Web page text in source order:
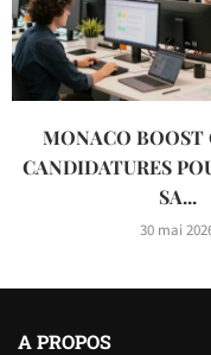
MONACO BOOST
CANDIDATURES
SA...
30 mai
A PROPOS